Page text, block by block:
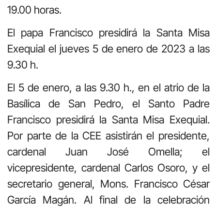
19.00 horas.
El papa Francisco presidirá la Santa Misa
Exequial el jueves 5 de enero de 2023 a las
9.30 h.
El 5 de enero, a las 9.30 h., en el atrio de la
Basílica de San Pedro, el Santo Padre
Francisco presidirá la Santa Misa Exequial.
Por parte de la CEE asistirán el presidente,
cardenal Juan José Omella; el
vicepresidente, cardenal Carlos Osoro, y el
secretario general, Mons. Francisco César
García Magán. Al final de la celebración